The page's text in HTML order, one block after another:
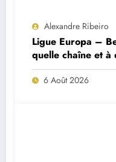
Alexandre Ribeiro
Ligue Europa –
quelle chaîne et
match ?
6 Août 2026